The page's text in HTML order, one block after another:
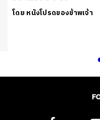
โดย หนังโปรดของข้าพเจ้า